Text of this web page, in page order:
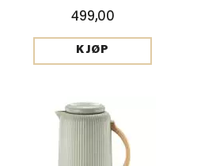
499,00
KJØP